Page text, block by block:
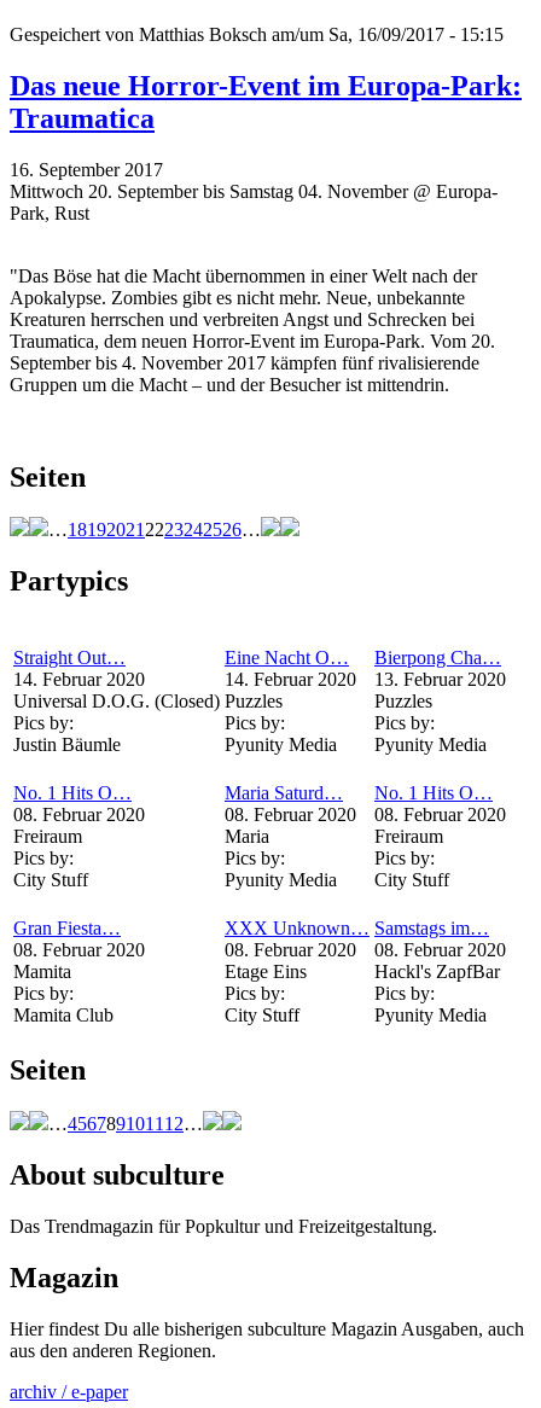
Gespeichert von Matthias Boksch am/um Sa, 16/09/2017 - 15:15
Das neue Horror-Event im Europa-Park:
Traumatica
16. September 2017
Mittwoch 20. September bis Samstag 04. November @ Europa-
Park, Rust
"Das Böse hat die Macht übernommen in einer Welt nach der
Apokalypse. Zombies gibt es nicht mehr. Neue, unbekannte
Kreaturen herrschen und verbreiten Angst und Schrecken bei
Traumatica, dem neuen Horror-Event im Europa-Park. Vom 20.
September bis 4. November 2017 kämpfen fünf rivalisierende
Gruppen um die Macht – und der Besucher ist mittendrin.
Seiten
…181920212223242526…
Partypics
Straight Out…
14. Februar 2020
Universal D.O.G. (Closed)
Pics by:
Justin Bäumle
Eine Nacht O…
14. Februar 2020
Puzzles
Pics by:
Pyunity Media
Bierpong Cha…
13. Februar 2020
Puzzles
Pics by:
Pyunity Media
No. 1 Hits O…
08. Februar 2020
Freiraum
Pics by:
City Stuff
Maria Saturd…
08. Februar 2020
Maria
Pics by:
Pyunity Media
No. 1 Hits O…
08. Februar 2020
Freiraum
Pics by:
City Stuff
Gran Fiesta…
08. Februar 2020
Mamita
Pics by:
Mamita Club
XXX Unknown…
08. Februar 2020
Etage Eins
Pics by:
City Stuff
Samstags im…
08. Februar 2020
Hackl's ZapfBar
Pics by:
Pyunity Media
Seiten
…4567891011 12…
About subculture
Das Trendmagazin für Popkultur und Freizeitgestaltung.
Magazin
Hier findest Du alle bisherigen subculture Magazin Ausgaben, auch
aus den anderen Regionen.
archiv / e-paper